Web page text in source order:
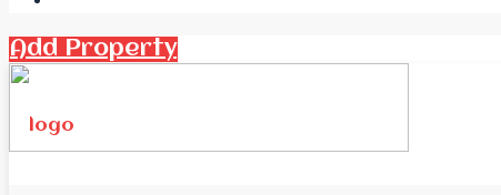
Add Property